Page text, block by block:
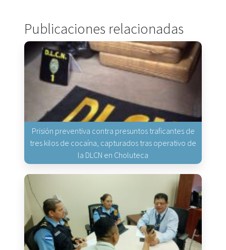
Publicaciones relacionadas
Prisión preventiva contra presuntos traficantes de
tres kilos de cocaína, capturados tras operativo de
la DLCN en Choluteca